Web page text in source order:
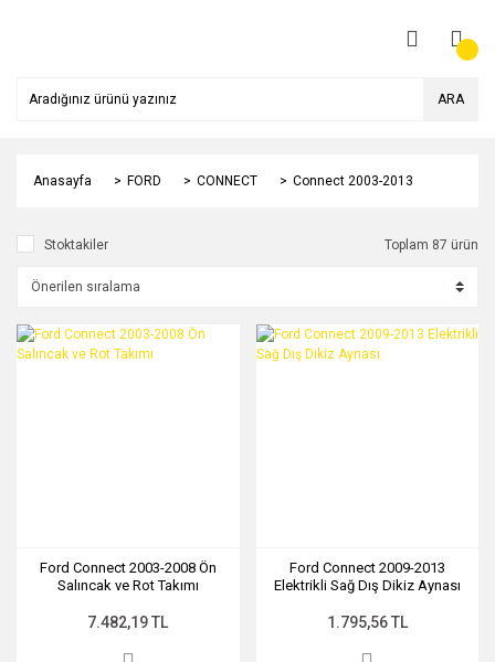
ARA
Anasayfa FORD CONNECT Connect 2003-2013
Stoktakiler Toplam 87 ürün
Ford Connect 2003-2008 Ön
Salıncak ve Rot Takımı
7.482,19 TL
Ford Connect 2009-2013
Elektrikli Sağ Dış Dikiz Aynası
1.795,56 TL